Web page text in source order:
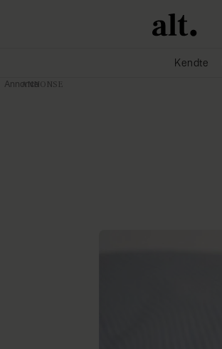
Kendte
Annonce